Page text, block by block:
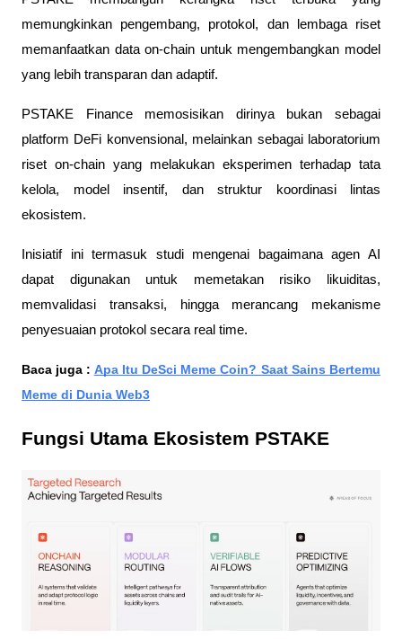
memungkinkan pengembang, protokol, dan lembaga riset
memanfaatkan data on-chain untuk mengembangkan model
yang lebih transparan dan adaptif.
PSTAKE Finance memosisikan dirinya bukan sebagai
platform DeFi konvensional, melainkan sebagai laboratorium
riset on-chain yang melakukan eksperimen terhadap tata
kelola, model insentif, dan struktur koordinasi lintas
ekosistem.
Inisiatif ini termasuk studi mengenai bagaimana agen AI
dapat digunakan untuk memetakan risiko likuiditas,
memvalidasi transaksi, hingga merancang mekanisme
penyesuaian protokol secara real time.
Baca juga : Apa Itu DeSci Meme Coin? Saat Sains Bertemu
Meme di Dunia Web3
Fungsi Utama Ekosistem PSTAKE